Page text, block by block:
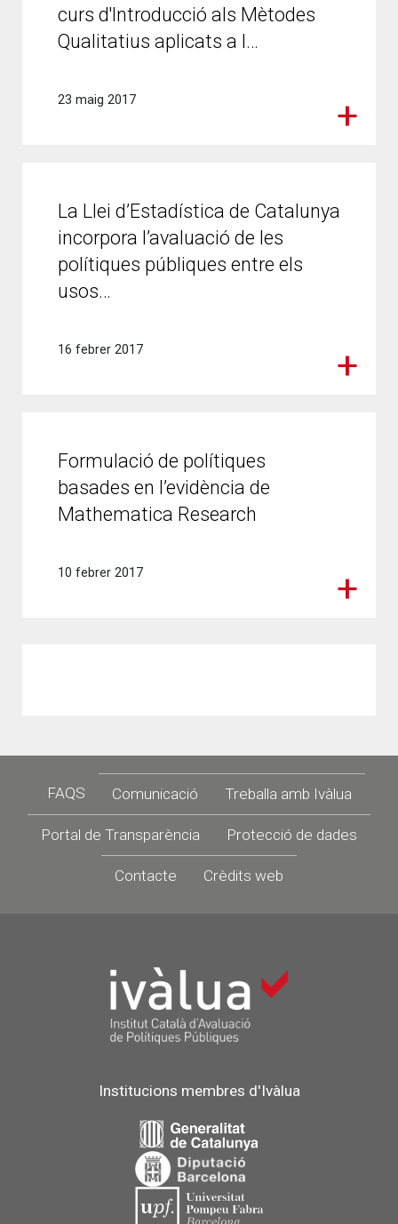
curs d'Introducció als Mètodes
Qualitatius aplicats a l…
23 maig 2017
La Llei d’Estadística de Catalunya
incorpora l’avaluació de les
polítiques públiques entre els
usos…
16 febrer 2017
Formulació de polítiques
basades en l’evidència de
Mathematica Research
10 febrer 2017
Footer
FAQS Comunicació Treballa amb Ivàlua
Portal de Transparència Protecció de dades
Contacte Crèdits web
Institucions membres d'Ivàlua